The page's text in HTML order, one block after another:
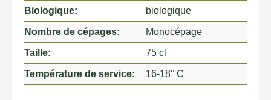
Biologique: biologique
Nombre de cépages: Monocépage
Taille: 75 cl
Température de service: 16-18° C